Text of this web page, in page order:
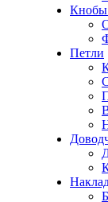
Кнобы
Петли